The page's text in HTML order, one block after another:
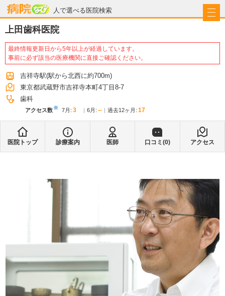
人で選べる医院検索
病院なび
上田歯科医院
最終情報更新日から5年以上が経過しています。
事前に必ず該当の医療機関に直接ご確認ください。
吉祥寺駅(駅から北西に約700m)
東京都武蔵野市吉祥寺本町4丁目8-7
歯科
アクセス数※ 7月 : 3 6月 : -- 過去12ヶ月: 17
医院トップ 診療案内 医師 口コミ(0) アクセス